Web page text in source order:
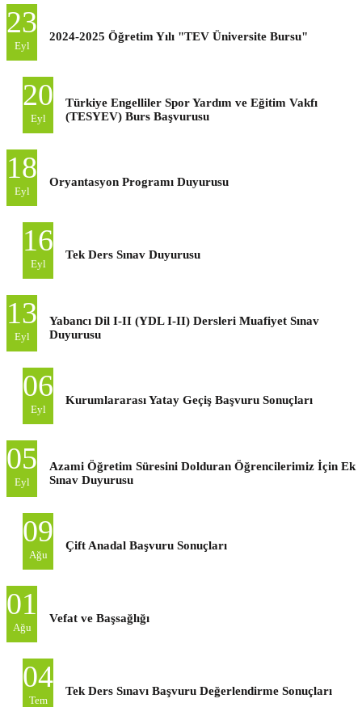
23
Eyl
2024-2025 Öğretim Yılı "TEV Üniversite Bursu"
20
Eyl
Türkiye Engelliler Spor Yardım ve Eğitim Vakfı
(TESYEV) Burs Başvurusu
18
Eyl
Oryantasyon Programı Duyurusu
16
Eyl
Tek Ders Sınav Duyurusu
13
Eyl
Yabancı Dil I-II (YDL I-II) Dersleri Muafiyet Sınav
Duyurusu
06
Eyl
Kurumlararası Yatay Geçiş Başvuru Sonuçları
05
Eyl
Azami Öğretim Süresini Dolduran Öğrencilerimiz İçin Ek
Sınav Duyurusu
09
Ağu
Çift Anadal Başvuru Sonuçları
01
Ağu
Vefat ve Başsağlığı
04
Tem
Tek Ders Sınavı Başvuru Değerlendirme Sonuçları